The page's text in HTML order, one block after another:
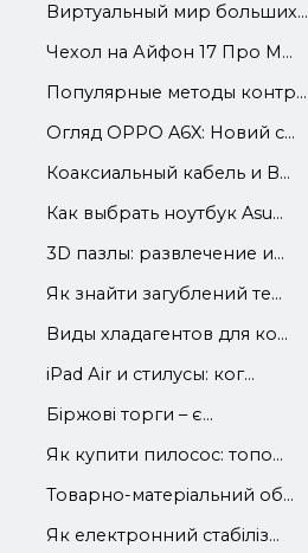
Виртуальный мир больших...
Чехол на Айфон 17 Про М...
Популярные методы контр...
Огляд OPPO A6X: Новий с...
Коаксиальный кабель и В...
Как выбрать ноутбук Asu...
3D пазлы: развлечение и...
Як знайти загублений те...
Виды хладагентов для ко...
iРad Аir и стилусы: ког...
Біржові торги – є...
Як купити пилосос: топо...
Товарно-матеріальний об...
Як електронний стабіліз...